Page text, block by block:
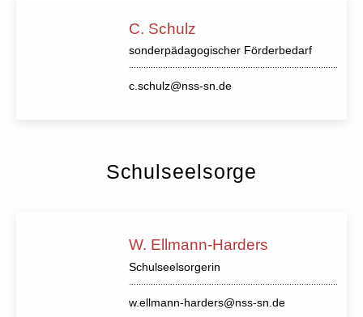
C. Schulz
sonderpädagogischer Förderbedarf
c.schulz@nss-sn.de
Schulseelsorge
W. Ellmann-Harders
Schulseelsorgerin
w.ellmann-harders@nss-sn.de